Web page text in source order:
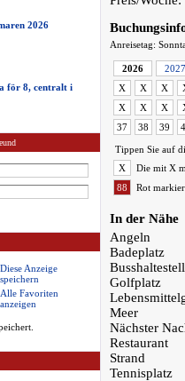
2026
för 8, centralt i
Diese Anzeige
speichern
Alle Favoriten
anzeigen
Anreisetag:
2026
2027
X
X X
X
X X
37
38 39
Tippen Sie auf
X
Die mit X
88
Rot
In der Nähe
Angeln
Badeplatz
Golfplatz
Meer
Nächster
Restaurant
Strand
Tennisplatz